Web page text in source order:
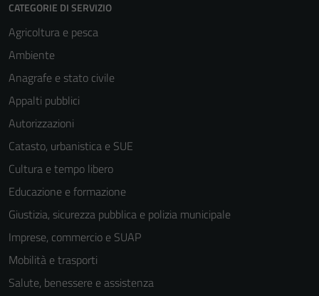
CATEGORIE DI SERVIZIO
Agricoltura e pesca
Ambiente
Anagrafe e stato civile
Appalti pubblici
Autorizzazioni
Catasto, urbanistica e SUE
Cultura e tempo libero
Educazione e formazione
Giustizia, sicurezza pubblica e polizia municipale
Imprese, commercio e SUAP
Mobilità e trasporti
Salute, benessere e assistenza